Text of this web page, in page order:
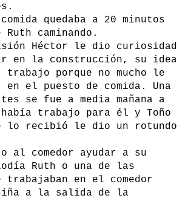
quedaba a 20 minutos
caminando.
Héctor le dio curiosidad
en la construcción, su idea
trabajo porque no mucho le
en el puesto de comida. Una
se fue a media mañana a
trabajo para él y Toño
lo recibió le dio un rotundo
al comedor ayudar a su
Ruth o una de las
trabajaban en el comedor
a la salida de la